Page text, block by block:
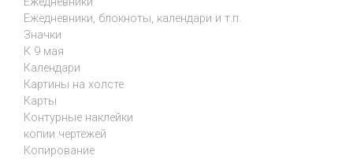
Ежедневники, блокноты, календари и т.п.
Значки
К 9 мая
Календари
Картины на холсте
Карты
Контурные наклейки
копии чертежей
Копирование